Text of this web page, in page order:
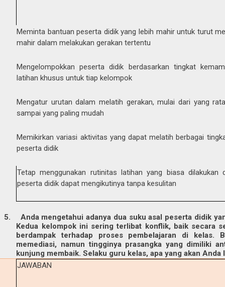
Meminta bantuan peserta didik yang lebih mahir untuk turut
mahir dalam melakukan gerakan tertentu
Mengelompokkan peserta didik berdasarkan tingkat
latihan khusus untuk tiap kelompok
Mengatur urutan dalam melatih gerakan, mulai dari yang
sampai yang paling mudah
Memikirkan variasi aktivitas yang dapat melatih berbagai
peserta didik
Tetap menggunakan rutinitas latihan yang biasa dilakukan
peserta didik dapat mengikutinya tanpa kesulitan
5.
Anda mengetahui adanya dua suku asal peserta didik
Kedua kelompok ini sering terlibat konflik, baik secara
berdampak terhadap proses pembelajaran di kelas.
memediasi, namun tingginya prasangka yang dimiliki
kunjung membaik. Selaku guru kelas, apa yang akan
JAWABAN